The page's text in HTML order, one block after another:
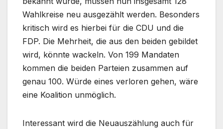
Wahlkreise neu ausgezählt werden. Besonders
kritisch wird es hierbei für die CDU und die
FDP. Die Mehrheit, die aus den beiden gebildet
wird, könnte wackeln. Von 199 Mandaten
kommen die beiden Parteien zusammen auf
genau 100. Würde eines verloren gehen, wäre
eine Koalition unmöglich.
Interessant wird die Neuauszählung auch für